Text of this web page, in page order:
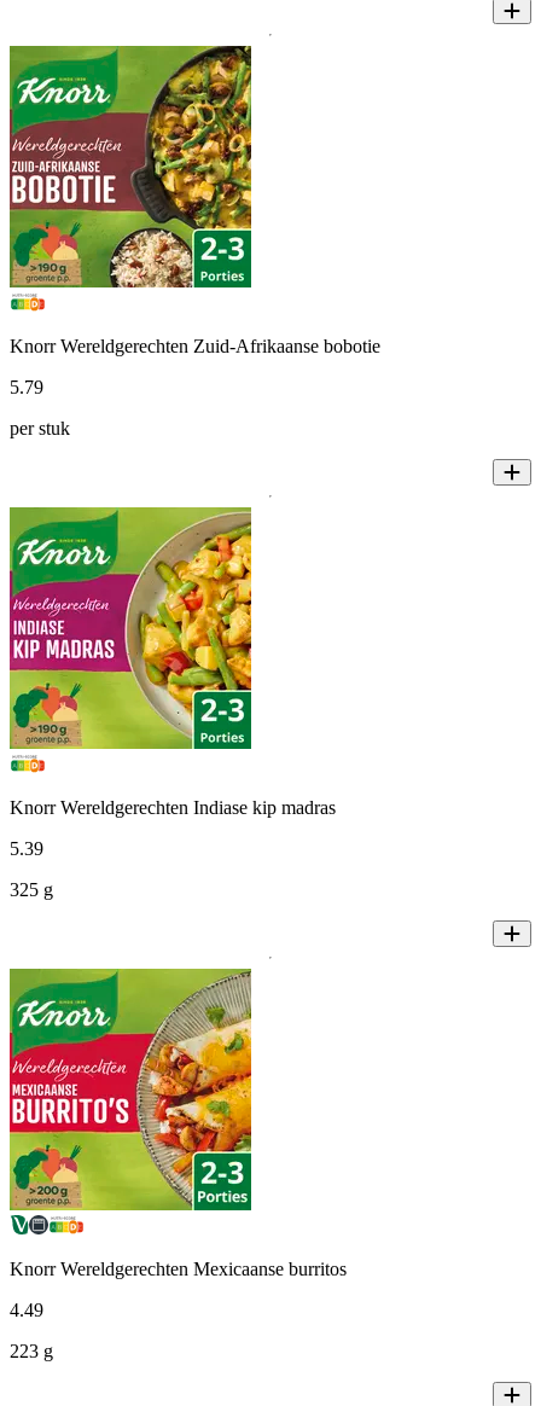
Knorr Wereldgerechten Zuid-Afrikaanse bobotie
5.79
per stuk
Knorr Wereldgerechten Indiase kip madras
5.39
325 g
Knorr Wereldgerechten Mexicaanse burritos
4.49
223 g